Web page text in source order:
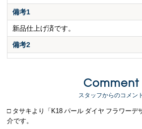
備考1
新品仕上げ済です。
備考2
Comment
スタッフからのコメント
□ タサキより「K18 パール ダイヤ フラワーデ
介です。